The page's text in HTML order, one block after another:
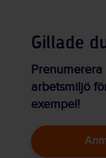
Gillade
arbetsmiljö
exempel!